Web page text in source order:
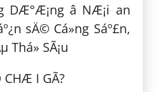
â NÆ¡i an
sÄ© Cá»ng Sáº£n,
Thá» SÃ¡u
CHÆ I GÃ?